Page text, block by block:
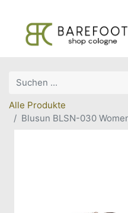
Alle Produkte
Blusun BLSN-030